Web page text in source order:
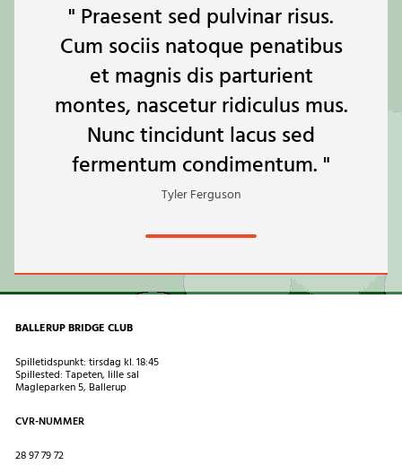
" Praesent sed pulvinar risus.
Cum sociis natoque penatibus
et magnis dis parturient
montes, nascetur ridiculus mus.
Nunc tincidunt lacus sed
fermentum condimentum. "
Tyler Ferguson
BALLERUP BRIDGE CLUB
Spilletidspunkt: tirsdag kl. 18:45
Spillested: Tapeten, lille sal
Magleparken 5, Ballerup
CVR-NUMMER
28 97 79 72